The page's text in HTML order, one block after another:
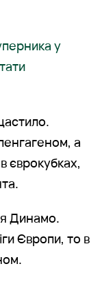
у
а
єврокубках,
Динамо.
Європи, то в